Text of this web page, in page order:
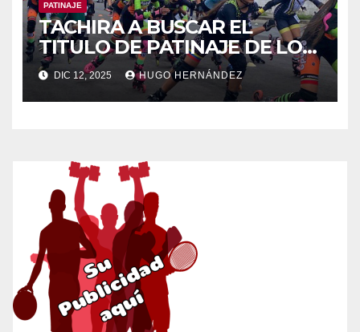
PATINAJE
TACHIRA A BUSCAR EL
TITULO DE PATINAJE DE LOS
JUEGOS COMUNALES
DIC 12, 2025 HUGO HERNÁNDEZ